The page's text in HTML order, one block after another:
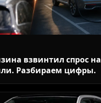
взвинтил спрос на
Разбираем цифры.